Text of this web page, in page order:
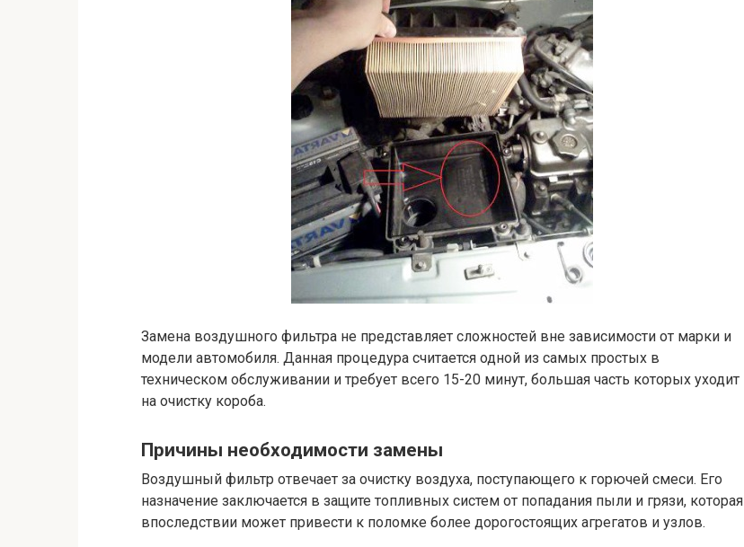
Замена воздушного фильтра не представляет сложностей вне зависимости от марки и
модели автомобиля. Данная процедура считается одной из самых простых в
техническом обслуживании и требует всего 15-20 минут, большая часть которых уходит
на очистку короба.
Причины необходимости замены
Воздушный фильтр отвечает за очистку воздуха, поступающего к горючей смеси. Его
назначение заключается в защите топливных систем от попадания пыли и грязи, которая
впоследствии может привести к поломке более дорогостоящих агрегатов и узлов.